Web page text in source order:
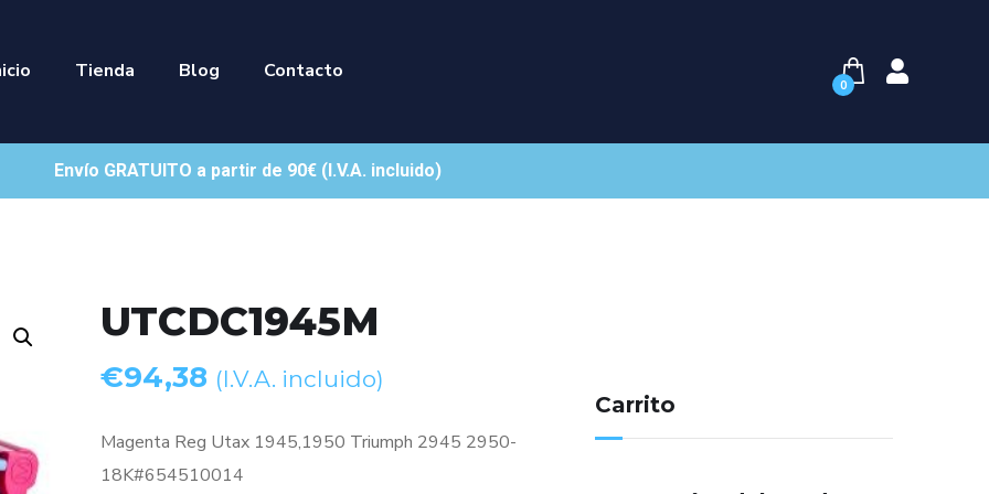
Tienda Blog Contacto
0
Envío GRATUITO a partir de 90€ (I.V.A. incluido)
UTCDC1945M
€94,38 (I.V.A. incluido)
Magenta Reg Utax 1945,1950 Triumph 2945 2950-
18K#654510014
Carrito